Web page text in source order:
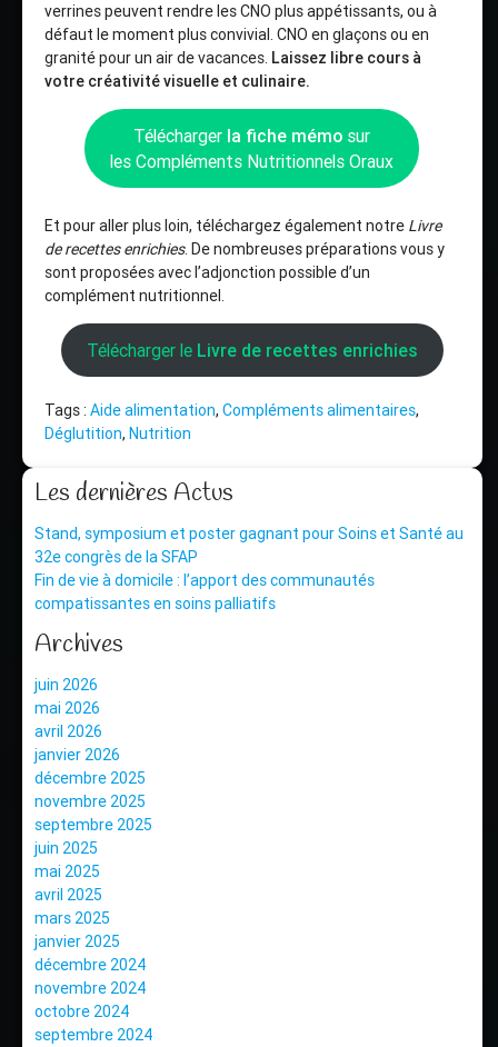
verrines peuvent rendre les CNO plus appétissants, ou à
défaut le moment plus convivial. CNO en glaçons ou en
granité pour un air de vacances. Laissez libre cours à
votre créativité visuelle et culinaire.
Télécharger la fiche mémo sur
les Compléments Nutritionnels Oraux
Et pour aller plus loin, téléchargez également notre Livre
de recettes enrichies. De nombreuses préparations vous y
sont proposées avec l’adjonction possible d’un
complément nutritionnel.
Télécharger le Livre de recettes enrichies
Tags : Aide alimentation, Compléments alimentaires,
Déglutition, Nutrition
Les dernières Actus
Stand, symposium et poster gagnant pour Soins et Santé au
32e congrès de la SFAP
Fin de vie à domicile : l’apport des communautés
compatissantes en soins palliatifs
Archives
juin 2026
mai 2026
avril 2026
janvier 2026
décembre 2025
novembre 2025
septembre 2025
juin 2025
mai 2025
avril 2025
mars 2025
janvier 2025
décembre 2024
novembre 2024
octobre 2024
septembre 2024